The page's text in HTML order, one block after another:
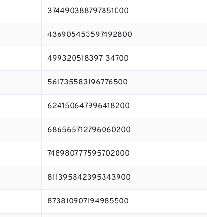
374490388797851000
436905453597492800
499320518397134700
561735583196776500
624150647996418200
686565712796060200
748980777595702000
811395842395343900
873810907194985500